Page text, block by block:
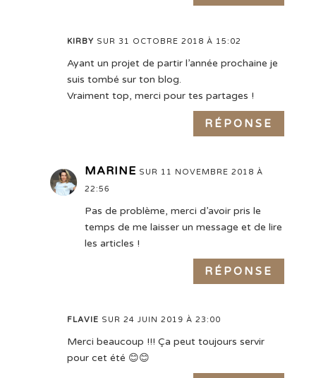
KIRBY SUR 31 OCTOBRE 2018 À 15:02
Ayant un projet de partir l’année prochaine je
suis tombé sur ton blog.
Vraiment top, merci pour tes partages !
RÉPONSE
MARINE SUR 11 NOVEMBRE 2018 À
22:56
Pas de problème, merci d’avoir pris le
temps de me laisser un message et de lire
les articles !
RÉPONSE
FLAVIE SUR 24 JUIN 2019 À 23:00
Merci beaucoup !!! Ça peut toujours servir
pour cet été 😊😊